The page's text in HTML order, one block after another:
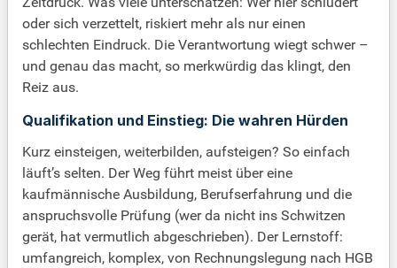
oder sich verzettelt, riskiert mehr als nur einen
schlechten Eindruck. Die Verantwortung wiegt schwer –
und genau das macht, so merkwürdig das klingt, den
Reiz aus.
Qualifikation und Einstieg: Die wahren Hürden
Kurz einsteigen, weiterbilden, aufsteigen? So einfach
läuft’s selten. Der Weg führt meist über eine
kaufmännische Ausbildung, Berufserfahrung und die
anspruchsvolle Prüfung (wer da nicht ins Schwitzen
gerät, hat vermutlich abgeschrieben). Der Lernstoff:
umfangreich, komplex, von Rechnungslegung nach HGB